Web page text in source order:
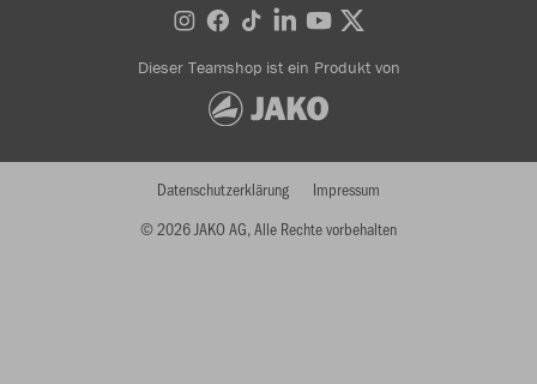
Dieser Teamshop ist ein Produkt von
© 2026 JAKO AG, Alle Rechte vorbehalten
Datenschutzerklärung Impressum